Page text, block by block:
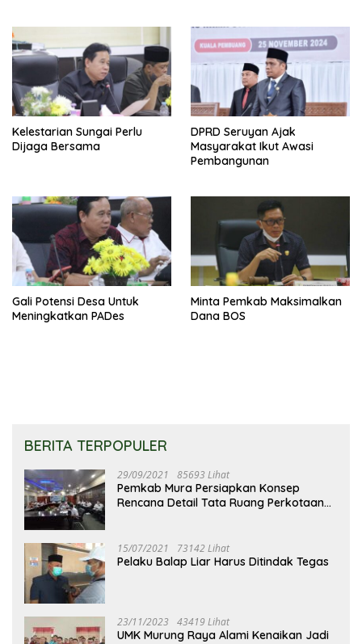
Kelestarian Sungai Perlu
Dijaga Bersama
DPRD Seruyan Ajak
Masyarakat Ikut Awasi
Pembangunan
Gali Potensi Desa Untuk
Meningkatkan PADes
Minta Pemkab Maksimalkan
Dana BOS
BERITA TERPOPULER
29/09/2021 85693 Lihat
Pemkab Mura Persiapkan Konsep
Rencana Detail Tata Ruang Perkotaan
15/07/2021 73142 Lihat
Pelaku Balap Liar Harus Ditindak Tegas
23/11/2023 43419 Lihat
UMK Murung Raya Alami Kenaikan Jadi